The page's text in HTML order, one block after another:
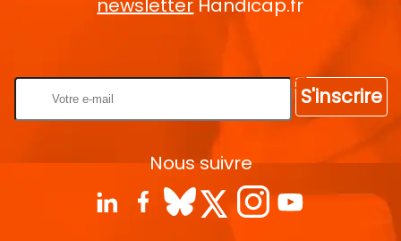
newsletter Handicap.fr
S'inscrire
Nous suivre